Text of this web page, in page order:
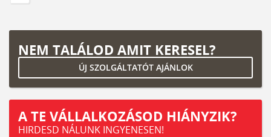
NEM TALÁLOD AMIT KERESEL?
ÚJ SZOLGÁLTATÓT AJÁNLOK
A TE VÁLLALKOZÁSOD HIÁNYZIK?
HIRDESD NÁLUNK INGYENESEN!